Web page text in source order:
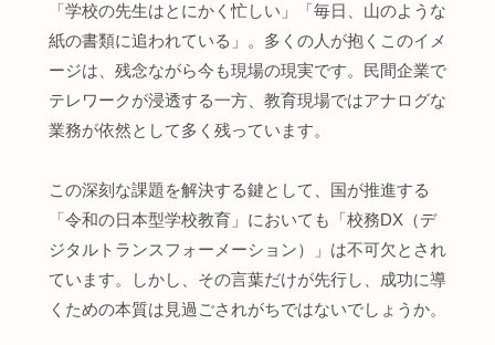
「学校の先生はとにかく忙しい」「毎日、山のような
紙の書類に追われている」。多くの人が抱くこのイメ
ージは、残念ながら今も現場の現実です。民間企業で
テレワークが浸透する一方、教育現場ではアナログな
業務が依然として多く残っています。
この深刻な課題を解決する鍵として、国が推進する
「令和の日本型学校教育」においても「校務DX（デ
ジタルトランスフォーメーション）」は不可欠とされ
ています。しかし、その言葉だけが先行し、成功に導
くための本質は見過ごされがちではないでしょうか。